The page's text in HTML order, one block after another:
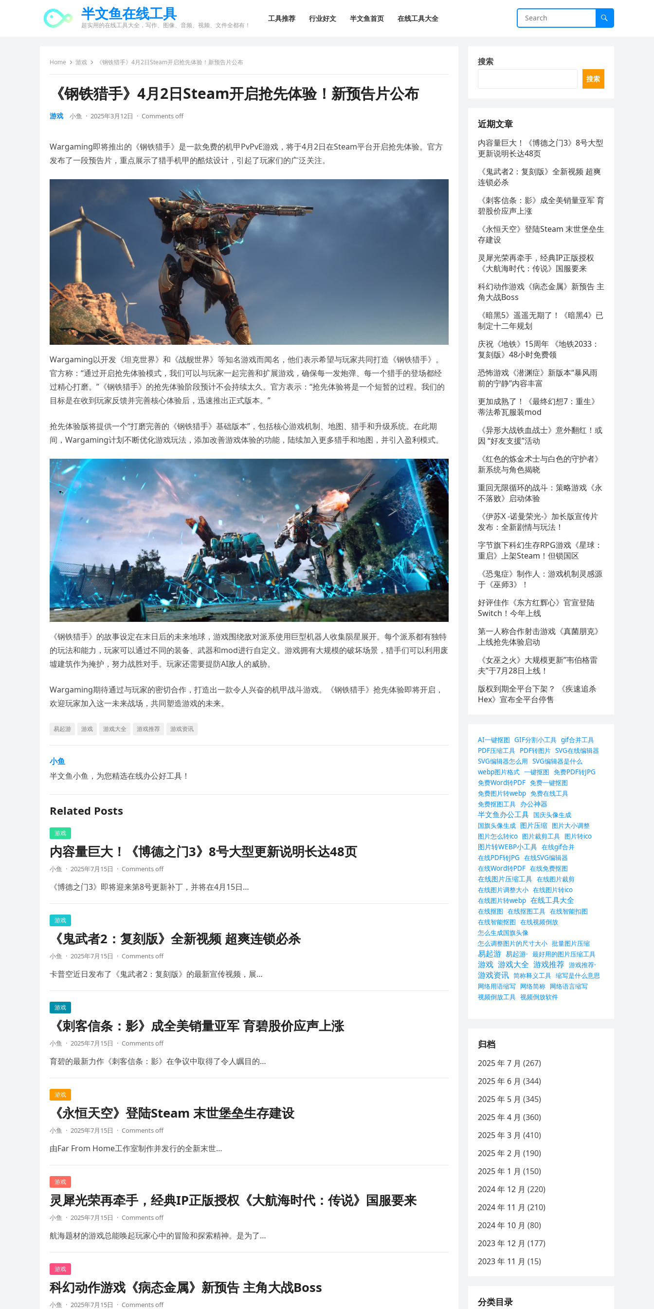
半文鱼在线工具
超实用的在线工具大全，写作、图像、音频、视频、文件全都有！
工具推荐 行业好文 半文鱼首页 在线工具大全
Home 游戏 《钢铁猎手》4月2日Steam开启抢先体验！新预告片公布
《钢铁猎手》4月2日Steam开启抢先体验！新预告片公布
游戏 小鱼 · 2025年3月12日 · Comments off
Wargaming即将推出的《钢铁猎手》是一款免费的机甲PvPvE游戏，将于4月2日在Steam平台开启抢先体验。官方
发布了一段预告片，重点展示了猎手机甲的酷炫设计，引起了玩家们的广泛关注。
Wargaming以开发《坦克世界》和《战舰世界》等知名游戏而闻名，他们表示希望与玩家共同打造《钢铁猎手》。
官方称：“通过开启抢先体验模式，我们可以与玩家一起完善和扩展游戏，确保每一发炮弹、每一个猎手的登场都经
过精心打磨。”《钢铁猎手》的抢先体验阶段预计不会持续太久。官方表示：“抢先体验将是一个短暂的过程。我们的
目标是在收到玩家反馈并完善核心体验后，迅速推出正式版本。”
抢先体验版将提供一个“打磨完善的《钢铁猎手》基础版本”，包括核心游戏机制、地图、猎手和升级系统。在此期
间，Wargaming计划不断优化游戏玩法，添加改善游戏体验的功能，陆续加入更多猎手和地图，并引入盈利模式。
《钢铁猎手》的故事设定在末日后的未来地球，游戏围绕敌对派系使用巨型机器人收集陨星展开。每个派系都有独特
的玩法和能力，玩家可以通过不同的装备、武器和mod进行自定义。游戏拥有大规模的破坏场景，猎手们可以利用废
墟建筑作为掩护，努力战胜对手。玩家还需要提防AI敌人的威胁。
Wargaming期待通过与玩家的密切合作，打造出一款令人兴奋的机甲战斗游戏。《钢铁猎手》抢先体验即将开启，
欢迎玩家加入这一未来战场，共同塑造游戏的未来。
易起游 游戏 游戏大全 游戏推荐 游戏资讯
小鱼
半文鱼小鱼，为您精选在线办公好工具！
Related Posts
游戏
内容量巨大！《博德之门3》8号大型更新说明长达48页
小鱼 · 2025年7月15日 · Comments off
《博德之门3》即将迎来第8号更新补丁，并将在4月15日…
游戏
《鬼武者2：复刻版》全新视频 超爽连锁必杀
小鱼 · 2025年7月15日 · Comments off
卡普空近日发布了《鬼武者2：复刻版》的最新宣传视频，展…
游戏
《刺客信条：影》成全美销量亚军 育碧股价应声上涨
小鱼 · 2025年7月15日 · Comments off
育碧的最新力作《刺客信条：影》在争议中取得了令人瞩目的…
游戏
《永恒天空》登陆Steam 末世堡垒生存建设
小鱼 · 2025年7月15日 · Comments off
由Far From Home工作室制作并发行的全新末世…
游戏
灵犀光荣再牵手，经典IP正版授权《大航海时代：传说》国服要来
小鱼 · 2025年7月15日 · Comments off
航海题材的游戏总能唤起玩家心中的冒险和探索精神。是为了…
游戏
科幻动作游戏《病态金属》新预告 主角大战Boss
小鱼 · 2025年7月15日 · Comments off
搜索
搜索
近期文章
内容量巨大！《博德之门3》8号大型
更新说明长达48页
《鬼武者2：复刻版》全新视频 超爽
连锁必杀
《刺客信条：影》成全美销量亚军 育
碧股价应声上涨
《永恒天空》登陆Steam 末世堡垒生
存建设
灵犀光荣再牵手，经典IP正版授权
《大航海时代：传说》国服要来
科幻动作游戏《病态金属》新预告 主
角大战Boss
《暗黑5》遥遥无期了！《暗黑4》已
制定十二年规划
庆祝《地铁》15周年 《地铁2033：
复刻版》48小时免费领
恐怖游戏《潜渊症》新版本“暴风雨
前的宁静”内容丰富
更加成熟了！《最终幻想7：重生》
蒂法希瓦服装mod
《异形大战铁血战士》意外翻红！或
因 “好友支援”活动
《红色的炼金术士与白色的守护者》
新系统与角色揭晓
重回无限循环的战斗：策略游戏《永
不落败》启动体验
《伊苏X -诺曼荣光-》加长版宣传片
发布：全新剧情与玩法！
字节旗下科幻生存RPG游戏《星球：
重启》上架Steam！但锁国区
《恐鬼症》制作人：游戏机制灵感源
于《巫师3》！
好评佳作《东方红辉心》官宣登陆
Switch！今年上线
第一人称合作射击游戏《真菌朋克》
上线抢先体验启动
《女巫之火》大规模更新”韦伯格雷
夫”于7月28日上线！
版权到期全平台下架？ 《疾速追杀
Hex》宣布全平台停售
AI一键抠图 GIF分割小工具 gif合并工具
PDF压缩工具 PDF转图片 SVG在线编辑器
SVG编辑器怎么用 SVG编辑器是什么
webp图片格式 一键抠图 免费PDF转JPG
免费Word转PDF 免费一键抠图
免费图片转webp 免费在线工具
免费抠图工具 办公神器
半文鱼办公工具 国庆头像生成
国旗头像生成 图片压缩 图片大小调整
图片怎么转ico 图片裁剪工具 图片转ico
图片转WEBP小工具 在线gif合并
在线PDF转JPG 在线SVG编辑器
在线Word转PDF 在线免费抠图
在线图片压缩工具 在线图片裁剪
在线图片调整大小 在线图片转ico
在线图片转webp 在线工具大全
在线抠图 在线抠图工具 在线智能扣图
在线智能抠图 在线视频倒放
怎么生成国旗头像
怎么调整图片的尺寸大小 批量图片压缩
易起游 易起游· 最好用的图片压缩工具
游戏 游戏大全 游戏推荐 游戏推荐·
游戏资讯 简称释义工具 缩写是什么意思
网络用语缩写 网络简称 网络语言缩写
视频倒放工具 视频倒放软件
归档
2025 年 7 月 (267)
2025 年 6 月 (344)
2025 年 5 月 (345)
2025 年 4 月 (360)
2025 年 3 月 (410)
2025 年 2 月 (190)
2025 年 1 月 (150)
2024 年 12 月 (220)
2024 年 11 月 (210)
2024 年 10 月 (80)
2023 年 12 月 (177)
2023 年 11 月 (15)
分类目录